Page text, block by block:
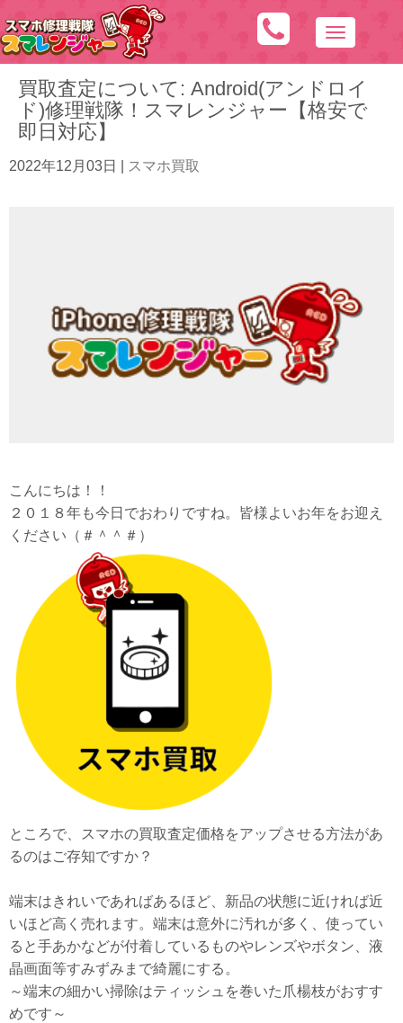
N
a
v
i
買取査定について: Android(アンドロイ
ド)修理戦隊！スマレンジャー【格安で
即日対応】
2022年12月03日 スマホ買取
こんにちは！！
２０１８年も今日でおわりですね。皆様よいお年をお迎え
ください（＃＾＾＃）
ところで、スマホの買取査定価格をアップさせる方法があ
るのはご存知ですか？
端末はきれいであればあるほど、新品の状態に近ければ近
いほど高く売れます。端末は意外に汚れが多く、使ってい
ると手あかなどが付着しているものやレンズやボタン、液
晶画面等すみずみまで綺麗にする。
～端末の細かい掃除はティッシュを巻いた爪楊枝がおすす
めです～